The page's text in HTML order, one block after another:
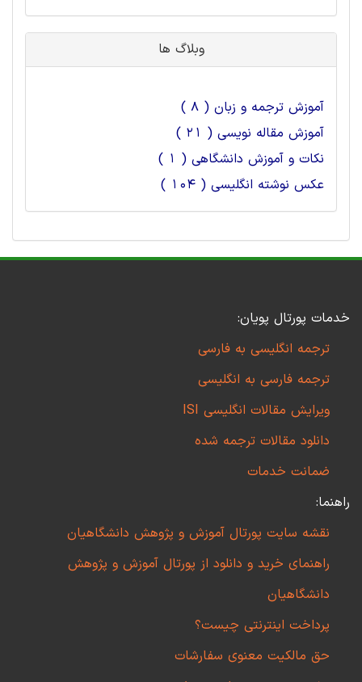
وبلاگ ها
آموزش ترجمه و زبان ( 8 )
آموزش مقاله نویسی ( 21 )
نکات و آموزش دانشگاهی ( 1 )
عکس نوشته انگلیسی ( 104 )
خدمات پورتال پویان:
ترجمه انگلیسی به فارسی
ترجمه فارسی به انگلیسی
ویرایش مقالات انگلیسی ISI
دانلود مقالات ترجمه شده
ضمانت خدمات
راهنما:
نقشه سایت پورتال آموزش و پژوهش دانشگاهیان
راهنمای خرید و دانلود از پورتال آموزش و پژوهش
دانشگاهیان
پرداخت اینترنتی چیست؟
حق مالکیت معنوی سفارشات